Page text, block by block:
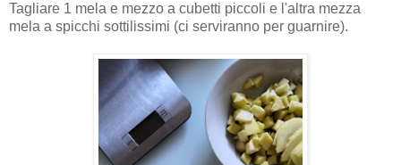
Tagliare 1 mela e mezzo a cubetti piccoli e l'altra mezza
mela a spicchi sottilissimi (ci serviranno per guarnire).